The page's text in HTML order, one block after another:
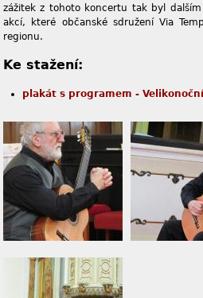
zážitek z tohoto koncertu tak byl
akcí, které občanské sdružení Via
regionu.
Ke stažení:
plakát s programem -